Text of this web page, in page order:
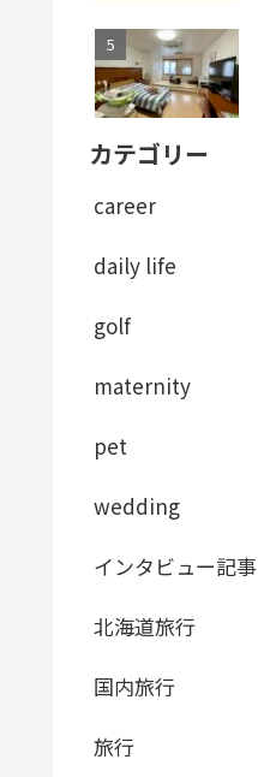
カテゴリー
career
daily life
golf
maternity
pet
wedding
インタビュー記事
北海道旅行
国内旅行
旅行